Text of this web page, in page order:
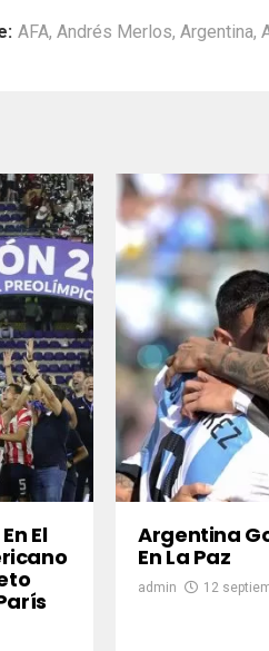
AFA, Andrés Merlos, Argentina,
El
Argentina
En La Paz
admin 12